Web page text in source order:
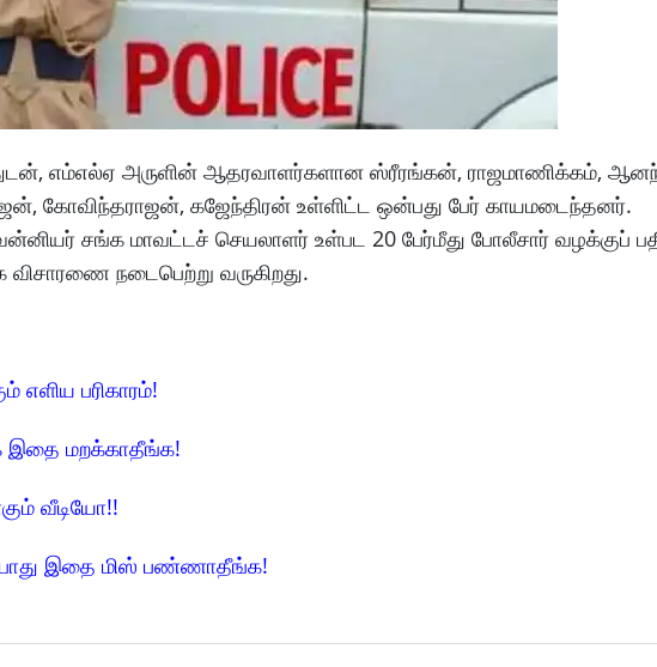
எம்எல்ஏ அருளின் ஆதரவாளர்களான ஸ்ரீரங்கன், ராஜமாணிக்கம்,
கோவிந்தராஜன், கஜேந்திரன் உள்ளிட்ட ஒன்பது பேர் காயமடைந்தனர்.
சங்க மாவட்டச் செயலாளர் உள்பட 20 பேர்மீது போலீசார் வழக்குப்
நடைபெற்று வருகிறது.
எளிய பரிகாரம்!
இதை மறக்காதீங்க!
வீடியோ!!
போது இதை மிஸ் பண்ணாதீங்க!